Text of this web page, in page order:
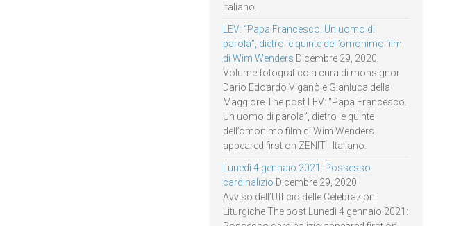
Italiano.
LEV: “Papa Francesco. Un uomo di
parola”, dietro le quinte dell’omonimo film
di Wim Wenders Dicembre 29, 2020
Volume fotografico a cura di monsignor
Dario Edoardo Viganò e Gianluca della
Maggiore The post LEV: “Papa Francesco.
Un uomo di parola”, dietro le quinte
dell’omonimo film di Wim Wenders
appeared first on ZENIT - Italiano.
Lunedì 4 gennaio 2021: Possesso
cardinalizio Dicembre 29, 2020
Avviso dell’Ufficio delle Celebrazioni
Liturgiche The post Lunedì 4 gennaio 2021: